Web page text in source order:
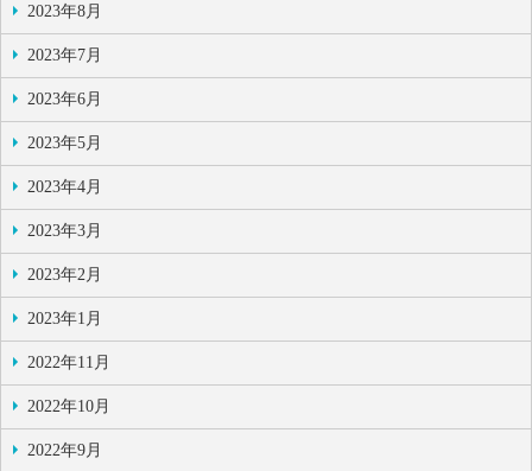
2023年8月
2023年7月
2023年6月
2023年5月
2023年4月
2023年3月
2023年2月
2023年1月
2022年11月
2022年10月
2022年9月